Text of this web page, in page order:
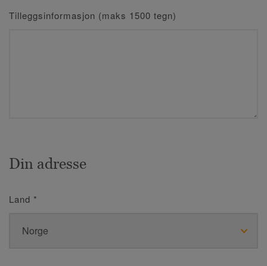
Tilleggsinformasjon (maks 1500 tegn)
Din adresse
Land *